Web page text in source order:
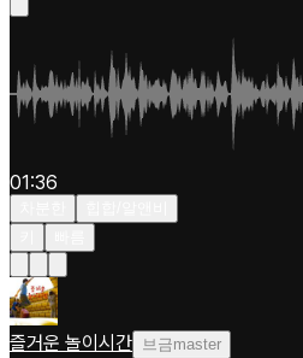
01:36
즐거운 놀이시간 브금master